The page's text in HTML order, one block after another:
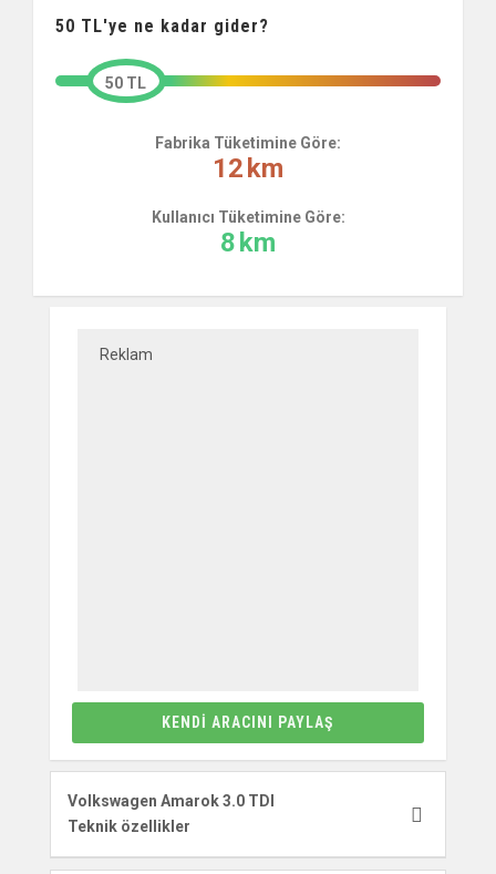
50 TL'ye ne kadar gider?
50 TL
Fabrika Tüketimine Göre:
12km
Kullanıcı Tüketimine Göre:
8km
Reklam
KENDI ARACINI PAYLAŞ
Volkswagen Amarok 3.0 TDI
Teknik özellikler